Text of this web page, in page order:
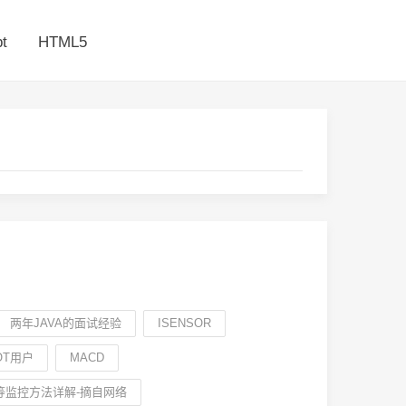
HTML5
两年JAVA的面试经验 ISENSOR
用户 MACD
监控方法详解-摘自网络